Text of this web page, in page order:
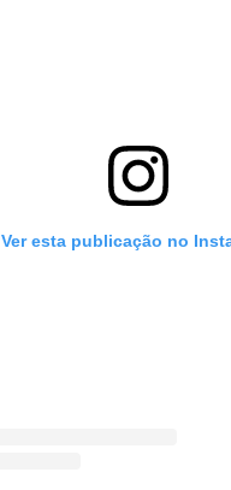
Ver esta publicação no